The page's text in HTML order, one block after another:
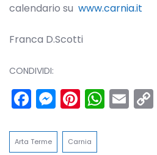
calendario su www.carnia.it
Franca D.Scotti
CONDIVIDI:
Facebook
Arta Terme Carnia